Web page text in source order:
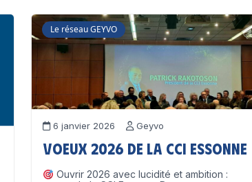
Le réseau GEYVO
6 janvier 2026 Geyvo
Voeux 2026 de la CCI Essonne
Ouvrir 2026 avec lucidité et ambition :